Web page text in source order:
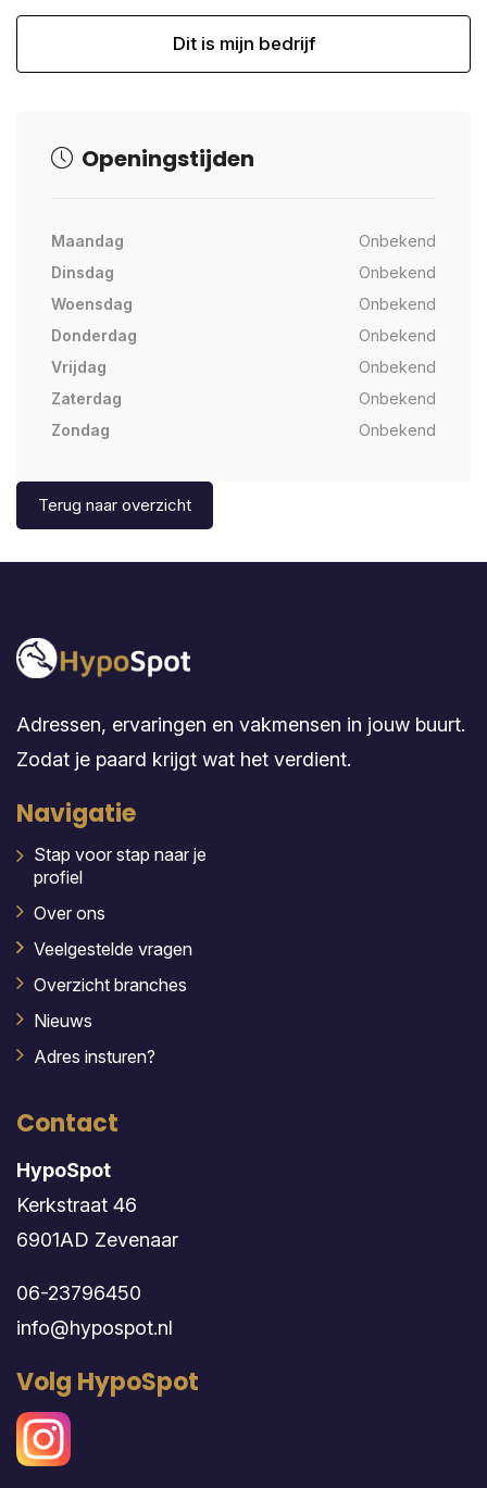
Dit is mijn bedrijf
Openingstijden
Maandag
Onbekend
Dinsdag
Onbekend
Woensdag
Onbekend
Donderdag
Onbekend
Vrijdag
Onbekend
Zaterdag
Onbekend
Zondag
Onbekend
Terug naar overzicht
Adressen, ervaringen en vakmensen in jouw buurt.
Zodat je paard krijgt wat het verdient.
Navigatie
Stap voor stap naar je
profiel
Over ons
Veelgestelde vragen
Overzicht branches
Nieuws
Adres insturen?
Contact
HypoSpot
Kerkstraat 46
6901AD Zevenaar
06-23796450
info@hypospot.nl
Volg HypoSpot